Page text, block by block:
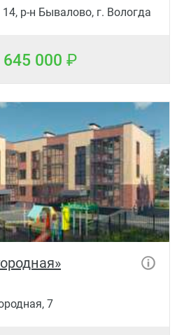
р-н Бывалово, г. Вологда
645 000
7